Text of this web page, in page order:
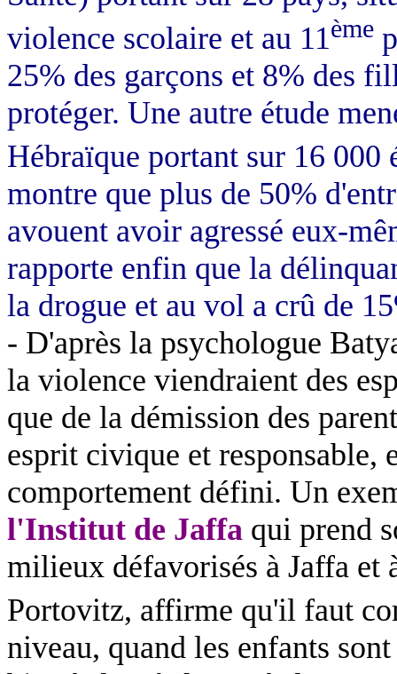
violence scolaire et au 11ème
25% des garçons et 8% des
protéger. Une autre étude
Hébraïque portant sur 16 000
montre que plus de 50%
avouent avoir agressé eux-
rapporte enfin que la
la drogue et au vol a crû de
- D'après la psychologue
la violence viendraient des
que de la démission des
esprit civique et responsable,
comportement défini. Un
l'Institut de Jaffa qui prend
milieux défavorisés à Jaffa et
Portovitz, affirme qu'il faut
niveau, quand les enfants